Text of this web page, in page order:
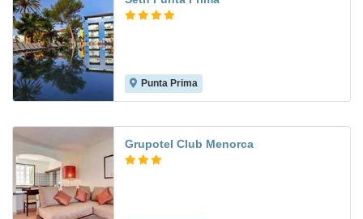
Punta Prima
Grupotel Club Menorca